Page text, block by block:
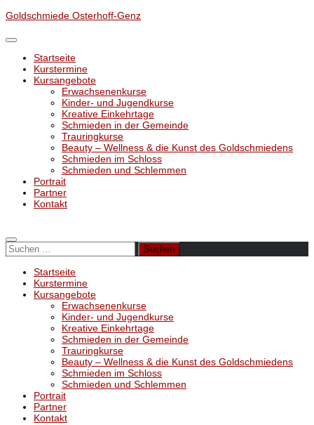
Unter
Inhalt
Goldschmiede Osterhoff-Genz
Startseite
Kurstermine
Kursangebote
Erwachsenenkurse
Kinder- und Jugendkurse
Kreative Einkehrtage
Schmieden in der Gemeinde
Trauringkurse
Beauty – Wellness & die Kunst des Goldschmiedens
Schmieden im Schloss
Schmieden und Schlemmen
Portrait
Partner
Kontakt
Suchen
nach:
Startseite
Kurstermine
Kursangebote
Erwachsenenkurse
Kinder- und Jugendkurse
Kreative Einkehrtage
Schmieden in der Gemeinde
Trauringkurse
Beauty – Wellness & die Kunst des Goldschmiedens
Schmieden im Schloss
Schmieden und Schlemmen
Portrait
Partner
Kontakt